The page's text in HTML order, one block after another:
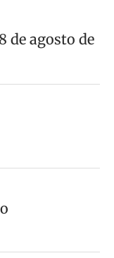
de agosto de